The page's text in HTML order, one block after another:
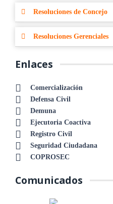
Resoluciones de Concejo
Resoluciones Gerenciales
Enlaces
Comercialización
Defensa Civil
Demuna
Ejecutoria Coactiva
Registro Civil
Seguridad Ciudadana
COPROSEC
Comunicados